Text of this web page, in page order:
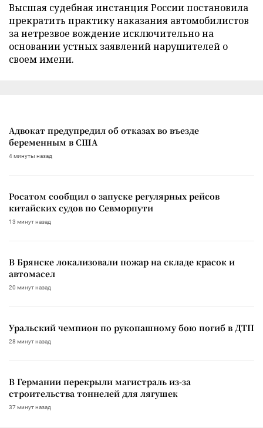
Высшая судебная инстанция России постановила
прекратить практику наказания автомобилистов
за нетрезвое вождение исключительно на
основании устных заявлений нарушителей о
своем имени.
Адвокат предупредил об отказах во въезде
беременным в США
4 минуты назад
Росатом сообщил о запуске регулярных рейсов
китайских судов по Севморпути
13 минут назад
В Брянске локализовали пожар на складе красок и
автомасел
20 минут назад
Уральский чемпион по рукопашному бою погиб в ДТП
28 минут назад
В Германии перекрыли магистраль из-за
строительства тоннелей для лягушек
37 минут назад